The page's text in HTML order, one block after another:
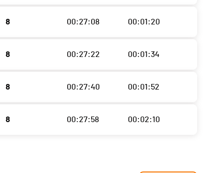
8 00:27:08 00:01:20
8 00:27:22 00:01:34
8 00:27:40 00:01:52
8 00:27:58 00:02:10